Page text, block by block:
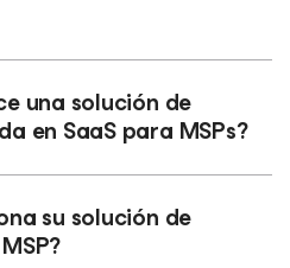
una solución de
en SaaS para MSPs?
su solución de